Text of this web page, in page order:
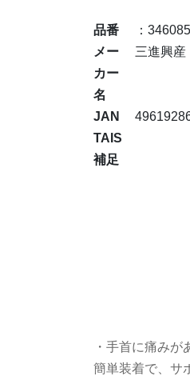
品番
：
メー
カー
名
三進興産
JAN
TAIS
補足
・手首に痛みが
簡単装着で、サ